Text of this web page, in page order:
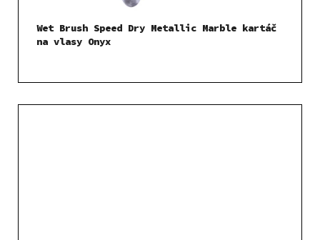
Wet Brush Speed Dry Metallic Marble kartáč
na vlasy Onyx